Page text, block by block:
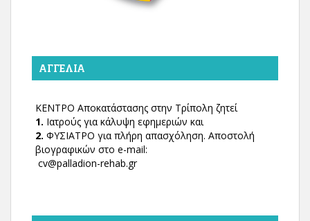
ΑΓΓΕΛΊΑ
ΚΕΝΤΡΟ Αποκατάστασης στην Τρίπολη ζητεί
1. Ιατρούς για κάλυψη εφημεριών και
2. ΦΥΣΙΑΤΡΟ για πλήρη απασχόληση. Αποστολή
βιογραφικών στο e-mail:
cv@palladion-rehab.gr